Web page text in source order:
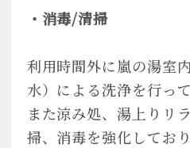
・消毒/清掃
利用時間外に嵐の湯室
水）による洗浄を行って
また涼み処、湯上りリ
掃、消毒を強化しており